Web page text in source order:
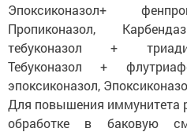
Эпоксиконазол+
Пропиконазол,
тебуконазол +
Тебуконазол +
эпоксиконазол,
Для повышения иммунитета
обработке в баковую